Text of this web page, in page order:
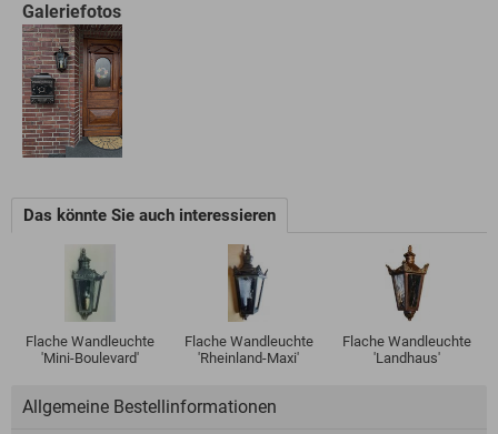
Galeriefotos
Das könnte Sie auch interessieren
Flache Wandleuchte
'Mini-Boulevard'
Flache Wandleuchte
'Rheinland-Maxi'
Flache Wandleuchte
'Landhaus'
Allgemeine Bestellinformationen